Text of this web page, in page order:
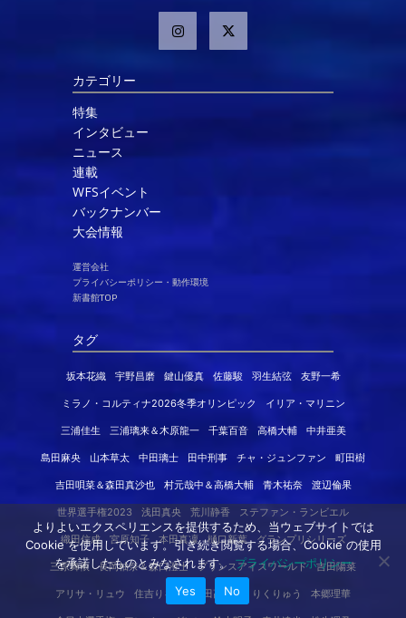
カテゴリー
特集
インタビュー
ニュース
連載
WFSイベント
バックナンバー
大会情報
運営会社
プライバシーポリシー・動作環境
新書館TOP
タグ
坂本花織 宇野昌磨 鍵山優真 佐藤駿 羽生結弦 友野一希
ミラノ・コルティナ2026冬季オリンピック イリア・マリニン
三浦佳生 三浦璃来＆木原龍一 千葉百音 高橋大輔 中井亜美
島田麻央 山本草太 中田璃士 田中刑事 チャ・ジュンファン 町田樹
吉田唄菜＆森田真沙也 村元哉中＆高橋大輔 青木祐奈 渡辺倫果
世界選手権2023 浅田真央 荒川静香 ステファン・ランビエル
織田信成 宮原知子 本田真凜 樋口新葉 グランプリシリーズ
三原舞依 長岡柚奈＆森口澄士 プリンスアイスワールド 吉田陽菜
アリサ・リュウ 住吉りをん 島田高志郎 りくりゅう 本郷理華
よりよいエクスペリエンスを提供するため、当ウェブサイトでは
Cookie を使用しています。引き続き閲覧する場合、Cookie の使用
を承諾したものとみなされます。プライバシーポリシー
Yes
No